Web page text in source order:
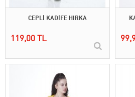
CEPLİ KADİFE HIRKA
119,00 TL